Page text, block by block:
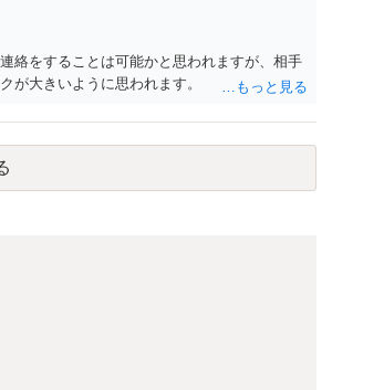
解消の場合は、財産分与は認められません。
が認められます。 仮に財産分与が必要だとし
分与が必要な可能性は低いと思います
ですので、 財産分与の対象となる財産は、
ョン自体が財産分与の対象になるのではな
なり得ます。） （なお、財産分与が問題に
で購入した場合は、 そもそも、財産分与の対
養育費や財産分与に争いがある場合は、調
、必要な主張をしていくといいですよ。 ご
絡をすることは可能かと思われますが、相手
が大きいように思われます。